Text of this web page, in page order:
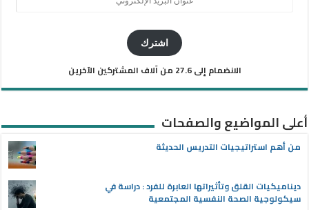
اشترك
الانضمام إلى 27.6 من آلاف المشتركين الآخرين
أعلى المواضيع والصفحات
من أهم استراتيجيات التدريس الحديثة
ديناميكيات القلق وتأثيراتها العابرة للفرد : دراسة في
سيكولوجية الصحة النفسية المجتمعية